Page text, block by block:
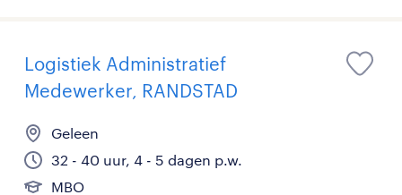
Logistiek Administratief
Medewerker, RANDSTAD
Geleen
32 - 40 uur, 4 - 5 dagen p.w.
MBO